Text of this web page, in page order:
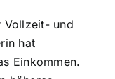
Vollzeit- und
hat
Einkommen.